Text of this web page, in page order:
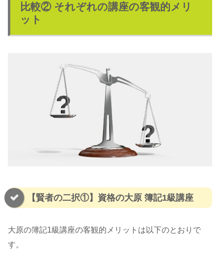
比較② それぞれの講座の客観的メリ
ット
【賢者の二択①】資格の大原 簿記1級講座
大原の簿記1級講座の客観的メリットは以下のとおりで
す。